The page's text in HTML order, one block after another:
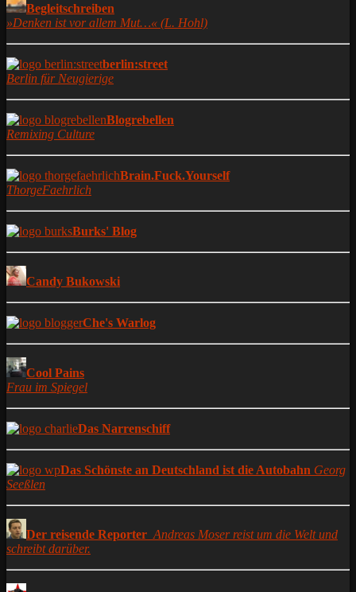
Begleitschreiben
»Denken ist vor allem Mut…« (L. Hohl)
berlin:street
Berlin für Neugierige
Blogrebellen
Remixing Culture
Brain.Fuck.Yourself
ThorgeFaehrlich
Burks' Blog
Candy Bukowski
Che's Warlog
Cool Pains
Frau im Spiegel
Das Narrenschiff
Das Schönste an Deutschland ist die Autobahn Georg
Seeßlen
Der reisende Reporter Andreas Moser reist um die Welt und
schreibt darüber.